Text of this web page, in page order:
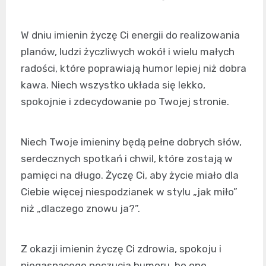
W dniu imienin życzę Ci energii do realizowania
planów, ludzi życzliwych wokół i wielu małych
radości, które poprawiają humor lepiej niż dobra
kawa. Niech wszystko układa się lekko,
spokojnie i zdecydowanie po Twojej stronie.
Niech Twoje imieniny będą pełne dobrych słów,
serdecznych spotkań i chwil, które zostają w
pamięci na długo. Życzę Ci, aby życie miało dla
Ciebie więcej niespodzianek w stylu „jak miło”
niż „dlaczego znowu ja?”.
Z okazji imienin życzę Ci zdrowia, spokoju i